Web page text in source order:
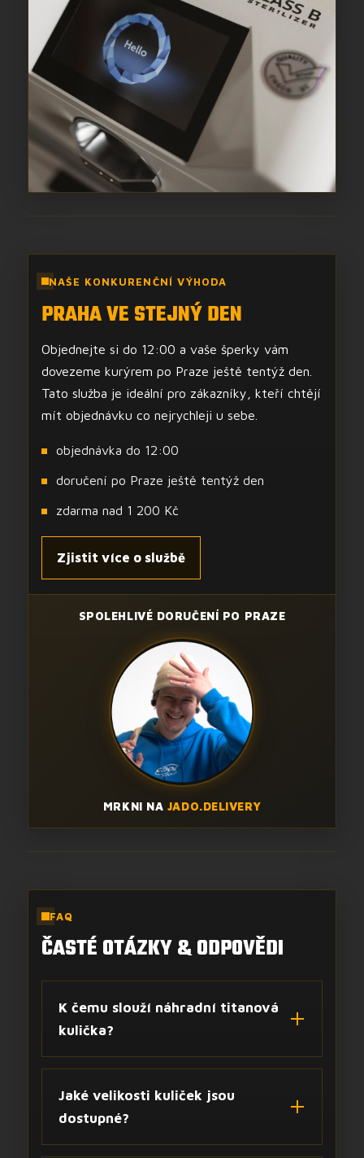
NAŠE KONKURENČNÍ VÝHODA
PRAHA VE STEJNÝ DEN
Objednejte si do 12:00 a vaše šperky vám
dovezeme kurýrem po Praze ještě tentýž den.
Tato služba je ideální pro zákazníky, kteří chtějí
mít objednávku co nejrychleji u sebe.
objednávka do 12:00
doručení po Praze ještě tentýž den
zdarma nad 1 200 Kč
Zjistit více o službě
SPOLEHLIVÉ DORUČENÍ PO PRAZE
MRKNI NA JADO.DELIVERY
FAQ
ČASTÉ OTÁZKY & ODPOVĚDI
K čemu slouží náhradní titanová
kulička?
Jaké velikosti kuliček jsou
dostupné?